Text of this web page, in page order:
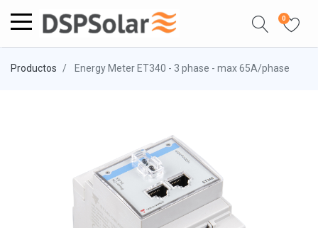
0
Productos Energy Meter ET340 - 3 phase - max 65A/phase